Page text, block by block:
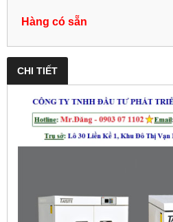
Hàng có sẵn
CHI TIẾT